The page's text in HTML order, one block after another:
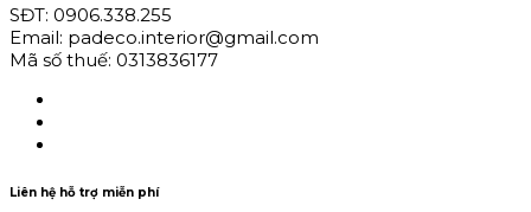
SĐT: 0906.338.255
Email: padeco.interior@gmail.com
Mã số thuế: 0313836177
Liên hệ hỗ trợ miễn phí